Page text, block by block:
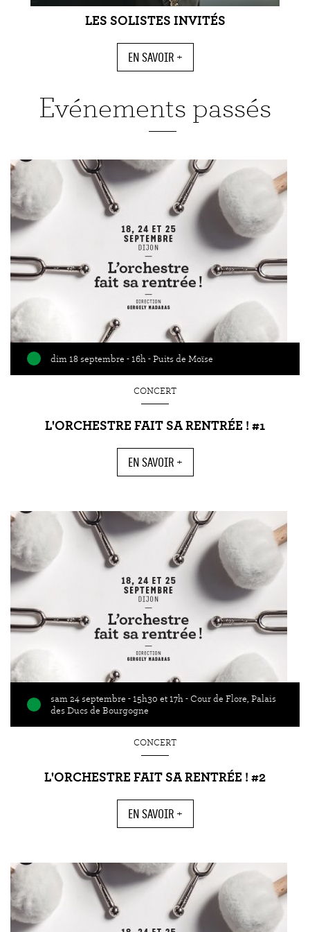
LES SOLISTES INVITÉS
EN SAVOIR +
Evénements passés
dim 18 septembre - 16h - Puits de Moïse
CONCERT
L'ORCHESTRE FAIT SA RENTRÉE ! #1
EN SAVOIR +
sam 24 septembre - 15h30 et 17h - Cour de Flore, Palais
des Ducs de Bourgogne
CONCERT
L'ORCHESTRE FAIT SA RENTRÉE ! #2
EN SAVOIR +